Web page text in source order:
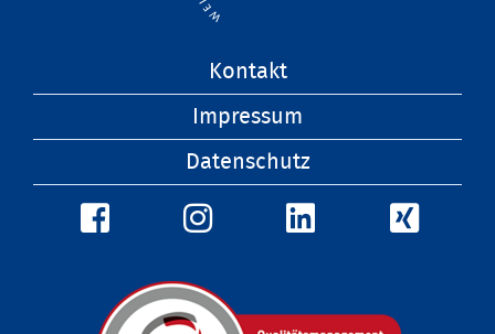
Kontakt
Impressum
Datenschutz